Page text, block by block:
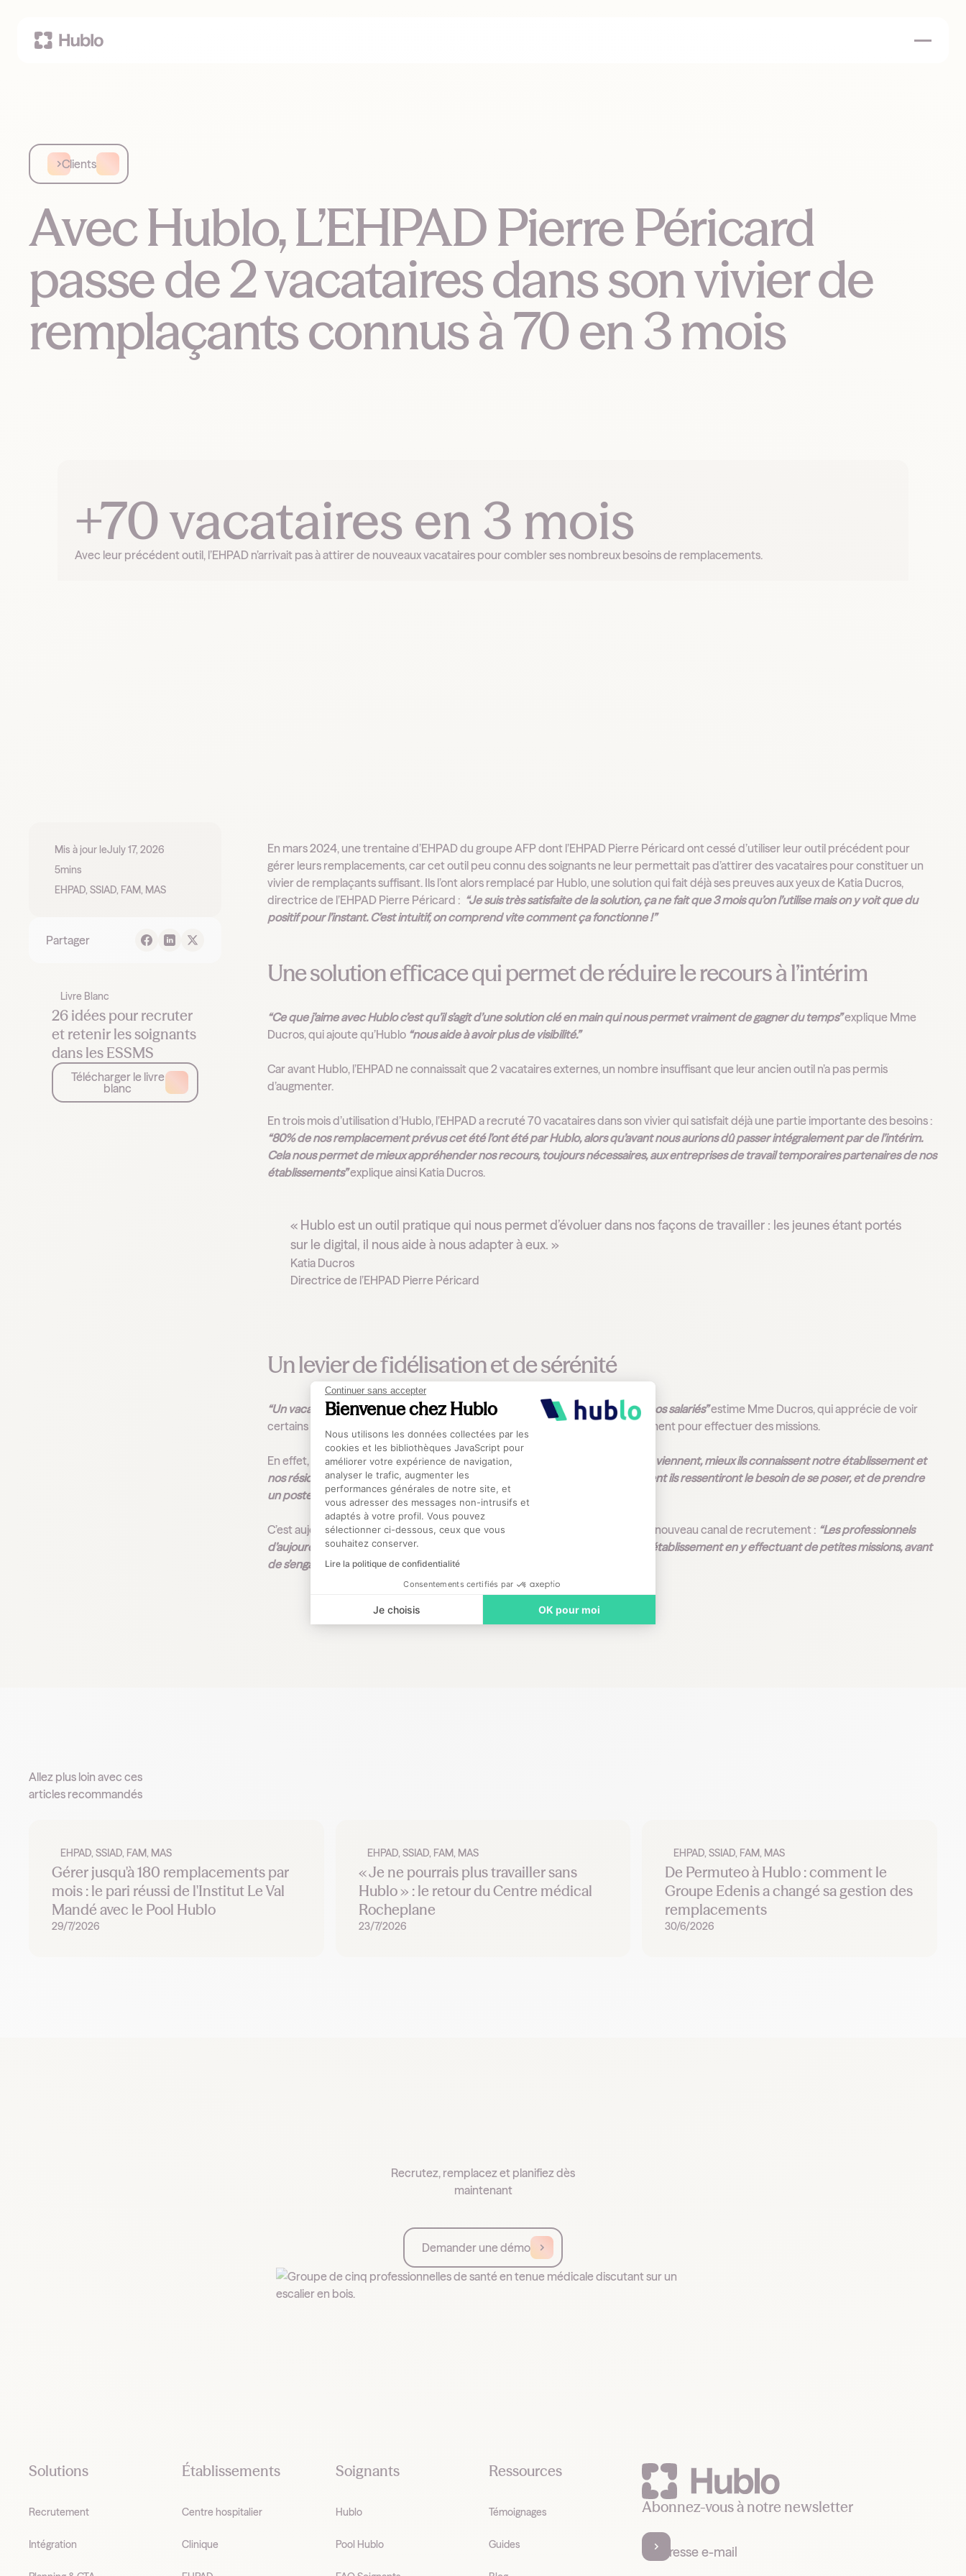
Continuer sans accepter
Bienvenue chez Hublo
Plateforme de Gestion du Consentement : Personnalisez vos Options
Nous utilisons les données collectées par les
cookies et les bibliothèques JavaScript pour
améliorer votre expérience de navigation,
analyser le trafic, augmenter les
performances générales de notre site, et
vous adresser des messages non-intrusifs et
adaptés à votre profil. Vous pouvez
sélectionner ci-dessous, ceux que vous
souhaitez conserver.
Lire la politique de confidentialité
Consentements certifiés par
Je choisis OK pour moi
Axeptio consent
Clients
Avec Hublo, L’EHPAD Pierre Péricard
passe de 2 vacataires dans son vivier de
remplaçants connus à 70 en 3 mois
+70 vacataires en 3 mois
Avec leur précédent outil, l’EHPAD n’arrivait pas à attirer de nouveaux vacataires pour combler ses nombreux besoins de remplacements.
Mis à jour leJuly 17, 2026
5mins
EHPAD, SSIAD, FAM, MAS
Partager
Livre Blanc
26 idées pour recruter
et retenir les soignants
dans les ESSMS
Télécharger le livre
blanc
En mars 2024, une trentaine d’EHPAD du groupe AFP dont l’EHPAD Pierre Péricard ont cessé d’utiliser leur outil précédent pour
gérer leurs remplacements, car cet outil peu connu des soignants ne leur permettait pas d’attirer des vacataires pour constituer un
vivier de remplaçants suffisant. Ils l’ont alors remplacé par Hublo, une solution qui fait déjà ses preuves aux yeux de Katia Ducros,
directrice de l’EHPAD Pierre Péricard : “Je suis très satisfaite de la solution, ça ne fait que 3 mois qu’on l’utilise mais on y voit que du
positif pour l’instant. C’est intuitif, on comprend vite comment ça fonctionne !”
Une solution efficace qui permet de réduire le recours à l’intérim
“Ce que j’aime avec Hublo c’est qu’il s’agit d’une solution clé en main qui nous permet vraiment de gagner du temps”explique Mme
Ducros, qui ajoute qu’Hublo “nous aide à avoir plus de visibilité.”
Car avant Hublo, l’EHPAD ne connaissait que 2 vacataires externes, un nombre insuffisant que leur ancien outil n’a pas permis
d’augmenter.
En trois mois d’utilisation d’Hublo, l’EHPAD a recruté 70 vacataires dans son vivier qui satisfait déjà une partie importante des besoins :
“80% de nos remplacement prévus cet été l’ont été par Hublo, alors qu’avant nous aurions dû passer intégralement par de l’intérim.
Cela nous permet de mieux appréhender nos recours, toujours nécessaires, aux entreprises de travail temporaires partenaires de nos
établissements”explique ainsi Katia Ducros.
« Hublo est un outil pratique qui nous permet d’évoluer dans nos façons de travailler : les jeunes étant portés
sur le digital, il nous aide à nous adapter à eux. »
Katia Ducros
Directrice de l’EHPAD Pierre Péricard
Un levier de fidélisation et de sérénité
“Un vacataire qui revient souvent c’est positif pour tout le monde, y compris nos salariés”estime Mme Ducros, qui apprécie de voir
certains vacataires de son vivier Hublo revenir régulièrement dans l’établissement pour effectuer des missions.
En effet,
“le fait de fidéliser ces vacataires est très positif pour nous car plus ils viennent, mieux ils connaissent notre établissement et
nos résidents”explique Katia Ducros, qui ajoute que
“peut-être qu’à un moment ils ressentiront le besoin de se poser, et de prendre
un poste chez nous si l’occasion se présente.”
C’est aujourd’hui pour elle une évidence que de considérer Hublo comme un nouveau canal de recrutement : “Les professionnels
d’aujourd’hui privilégient leur qualité de vie au travail. Ils préfèrent découvrir l’établissement en y effectuant de petites missions, avant
de s’engager sur le long terme.”
Allez plus loin avec ces
articles recommandés
EHPAD, SSIAD, FAM, MAS
Gérer jusqu'à 180 remplacements par
mois : le pari réussi de l'Institut Le Val
Mandé avec le Pool Hublo
29/7/2026
EHPAD, SSIAD, FAM, MAS
« Je ne pourrais plus travailler sans
Hublo » : le retour du Centre médical
Rocheplane
23/7/2026
EHPAD, SSIAD, FAM, MAS
De Permuteo à Hublo : comment le
Groupe Edenis a changé sa gestion des
remplacements
30/6/2026
Recrutez, remplacez et planifiez dès
maintenant
Demander une démo
Solutions
Recrutement
Intégration
Établissements
Centre hospitalier
Clinique
Soignants
Hublo
Pool Hublo
Ressources
Témoignages
Guides
Abonnez-vous à notre newsletter